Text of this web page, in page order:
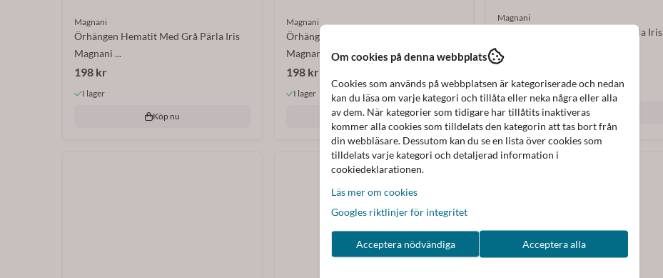
Magnani
Örhängen Hematit Med Grå Pärla Iris
Magnani ...
198 kr
I lager
Köp nu
Magnani
Örhängen Hematit Med Grön Pärla Iris
Magnani ...
198 kr
I lager
Köp nu
Magnani
Örhängen Hematit Med Lila Pärla Iris
Magnani ...
198 kr
I lager
Köp nu
Om cookies på denna webbplats
Cookies som används på webbplatsen är kategoriserade och nedan
kan du läsa om varje kategori och tillåta eller neka några eller alla
av dem. När kategorier som tidigare har tillåtits inaktiveras
kommer alla cookies som tilldelats den kategorin att tas bort från
din webbläsare. Dessutom kan du se en lista över cookies som
tilldelats varje kategori och detaljerad information i
cookiedeklarationen.
Läs mer om cookies
Googles riktlinjer för integritet
Acceptera nödvändiga Acceptera alla